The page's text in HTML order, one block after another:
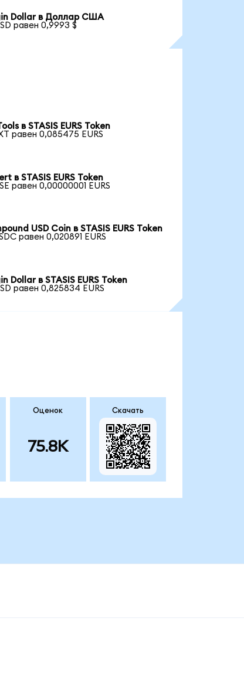
Dollar в Доллар США
равен 0,9993 $
в STASIS EURS Token
равен 0,085475 EURS
в STASIS EURS Token
равен 0,00000001 EURS
USD Coin в STASIS EURS Token
равен 0,020891 EURS
Dollar в STASIS EURS Token
равен 0,825834 EURS
Оценок
75.8K
Скачать